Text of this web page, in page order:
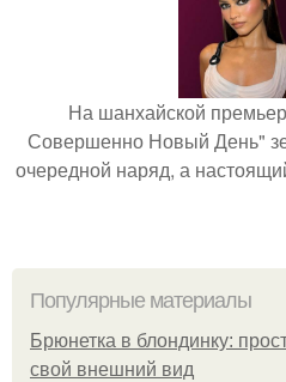
На шанхайской
Совершенно Новый День"
очередной наряд, а
Популярные материалы
Брюнетка в блондинку:
свой внешний вид